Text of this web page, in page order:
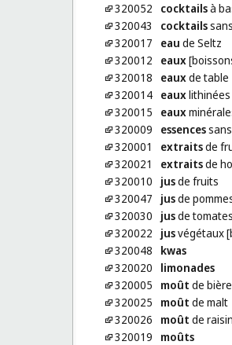
320052
cocktailsà
320043
cocktails
320017
eau de Seltz
320012
eaux
320018
eauxde table
320014 eauxlithinées
320015
eaux
320009
essences
320001
extraitsde
320021
extraitsde
320010
jusde fruits
320047
jusde
320030
jusde
320022
jusvégétaux
320048
kwas
320020
limonades
320005
moût de bière
320025
moût de malt
320026
moût de
320019
moûts